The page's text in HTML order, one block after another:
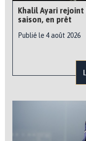
Khalil Ayari rejoint
saison, en prêt
Publié le 4 août 2026